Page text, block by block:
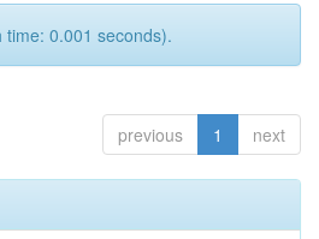
0.001 seconds).
previous 1 next